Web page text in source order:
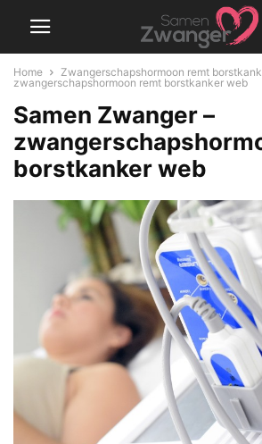
Home Zwangerschapshormoon remt
zwangerschapshormoon remt borstkanker web
Samen Zwanger –
borstkanker web